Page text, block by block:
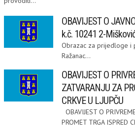
OBAVIJEST O
k.č. 10241 2-
Obrazac za prijedloge i
Ražanac...
OBAVIJEST O
ZATVARANJU ZA
CRKVE U LJUPČU
OBAVIJEST O
PROMET TRGA ISPRED